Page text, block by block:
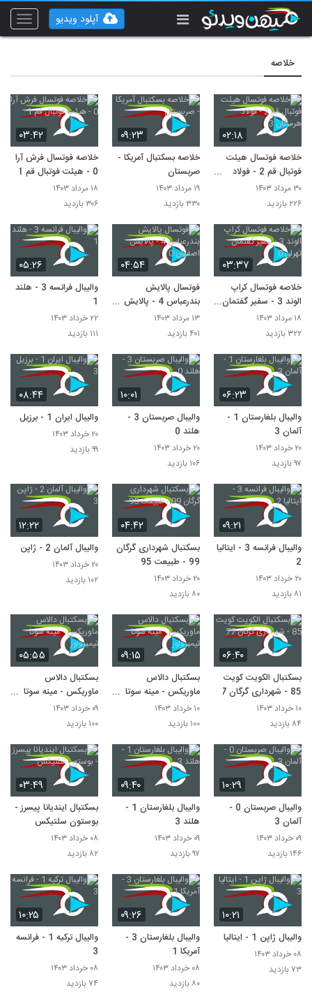
Toggle
آپلود ویدیو
خلاصه
۰۲:۱۸
خلاصه فوتسال هیئت
فوتبال قم 2 - فولاد
هرمزگان 3
۳۰ مرداد ۱۴۰۳
۲۲۶ بازدید
۰۹:۲۳
خلاصه بسکتبال آمریکا -
صربستان
۱۹ مرداد ۱۴۰۳
۳۳۰ بازدید
۰۳:۴۲
خلاصه فوتسال فرش آرا
0 - هیئت فوتبال قم 1
۱۸ مرداد ۱۴۰۳
۳۰۶ بازدید
۰۳:۳۷
خلاصه فوتسال کراپ
الوند 3 - سفیر گفتمان
تهران 0
۱۸ مرداد ۱۴۰۳
۳۲۲ بازدید
۰۴:۵۴
فوتسال پالایش
بندرعباس 4 - پالایش
اصفهان 0
۱۳ مرداد ۱۴۰۳
۴۰۱ بازدید
۰۵:۲۶
والیبال فرانسه 3 - هلند
1
۲۲ خرداد ۱۴۰۳
۱۱۱ بازدید
۰۶:۲۳
والیبال بلغارستان 1 -
آلمان 3
۲۰ خرداد ۱۴۰۳
۹۷ بازدید
۱۰:۰۱
والیبال صربستان 3 -
هلند 0
۲۰ خرداد ۱۴۰۳
۱۰۶ بازدید
۰۸:۴۴
والیبال ایران 1 - برزیل 3
۲۰ خرداد ۱۴۰۳
۹۹ بازدید
۰۹:۲۱
والیبال فرانسه 3 - ایتالیا
2
۲۰ خرداد ۱۴۰۳
۸۱ بازدید
۰۴:۴۲
بسکتبال شهرداری گرگان
99 - طبیعت 95
۲۰ خرداد ۱۴۰۳
۸۰ بازدید
۱۲:۲۲
والیبال آلمان 2 - ژاپن 3
۲۰ خرداد ۱۴۰۳
۱۰۲ بازدید
۰۶:۴۰
بسکتبال الکویت کویت
85 - شهرداری گرگان 77
۱۰ خرداد ۱۴۰۳
۸۴ بازدید
۰۹:۱۵
بسکتبال دالاس
ماوریکس - مینه سوتا
تیمبرولوز
۱۰ خرداد ۱۴۰۳
۱۰۰ بازدید
۰۵:۵۵
بسکتبال دالاس
ماوریکس - مینه سوتا
تیمبرولوز
۰۹ خرداد ۱۴۰۳
۱۰۰ بازدید
۱۰:۲۹
والیبال صربستان 0 -
آلمان 3
۰۹ خرداد ۱۴۰۳
۱۴۶ بازدید
۰۹:۴۰
والیبال بلغارستان 1 -
هلند 3
۰۹ خرداد ۱۴۰۳
۹۷ بازدید
۰۳:۴۹
بسکتبال ایندیانا پیسرز -
بوستون سلتیکس
۰۸ خرداد ۱۴۰۳
۸۲ بازدید
۱۰:۲۱
والیبال ژاپن 1 - ایتالیا 3
۰۸ خرداد ۱۴۰۳
۷۳ بازدید
۰۹:۲۶
والیبال بلغارستان 3 -
آمریکا 1
۰۸ خرداد ۱۴۰۳
۸۰ بازدید
۱۰:۲۵
والیبال ترکیه 1 - فرانسه
3
۰۸ خرداد ۱۴۰۳
۷۴ بازدید